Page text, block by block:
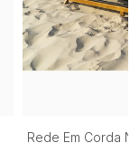
Rede Em Corda